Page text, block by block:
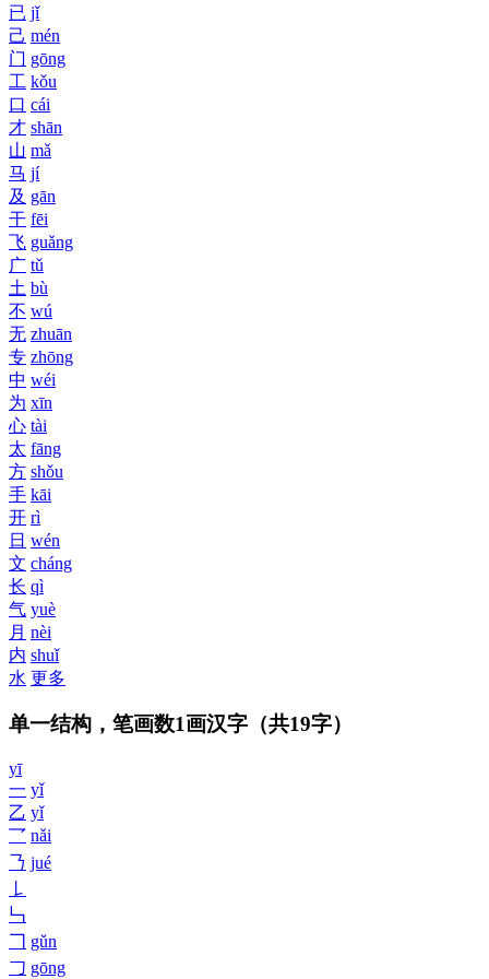
已 jǐ
己 mén
门 gōng
工 kǒu
口 cái
才 shān
山 mǎ
马 jí
及 gān
干 fēi
飞 guǎng
广 tǔ
土 bù
不 wú
无 zhuān
专 zhōng
中 wéi
为 xīn
心 tài
太 fāng
方 shǒu
手 kāi
开 rì
日 wén
文 cháng
长 qì
气 yuè
月 nèi
内 shuǐ
水 更多
单一结构，笔画数1画汉字 （共19字）
yī
一 yǐ
乙 yǐ
乛 nǎi
𠄎 jué
𠄌
𠃑
𠃍 gǔn
𠃌 gōng